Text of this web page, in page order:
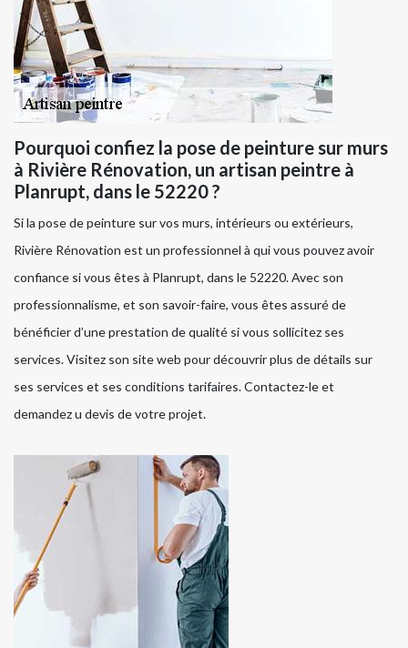
Pourquoi confiez la pose de peinture sur murs
à Rivière Rénovation, un artisan peintre à
Planrupt, dans le 52220 ?
Si la pose de peinture sur vos murs, intérieurs ou extérieurs,
Rivière Rénovation est un professionnel à qui vous pouvez avoir
confiance si vous êtes à Planrupt, dans le 52220. Avec son
professionnalisme, et son savoir-faire, vous êtes assuré de
bénéficier d’une prestation de qualité si vous sollicitez ses
services. Visitez son site web pour découvrir plus de détails sur
ses services et ses conditions tarifaires. Contactez-le et
demandez u devis de votre projet.